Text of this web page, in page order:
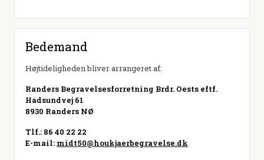
Bedemand
Højtideligheden bliver arrangeret af:
Randers Begravelsesforretning Brdr. Oests eftf.
Hadsundvej 61
8930 Randers NØ
Tlf.: 86 40 22 22
E-mail: midt50@houkjaerbegravelse.dk